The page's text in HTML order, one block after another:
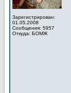
Зарегистрирован:
01.05.2008
Сообщения: 5957
Откуда: БОМЖ